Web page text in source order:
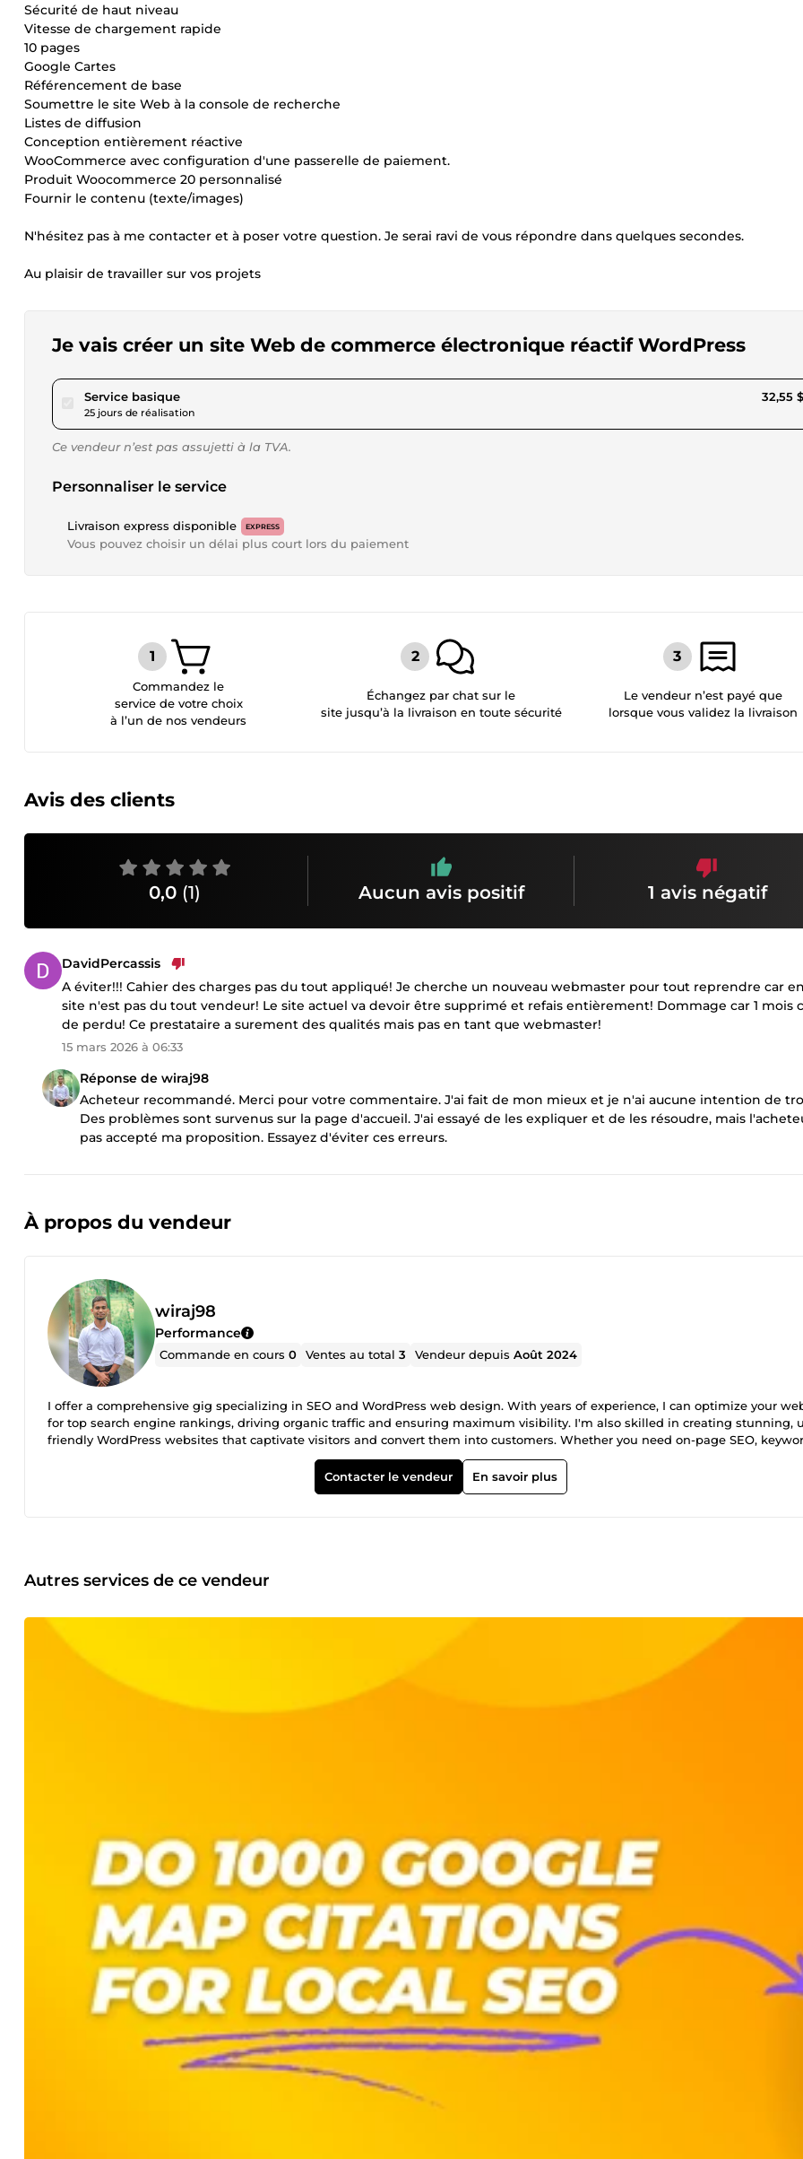
Sécurité de haut niveau
Vitesse de chargement rapide
10 pages
Google Cartes
Référencement de base
Soumettre le site Web à la console de recherche
Listes de diffusion
Conception entièrement réactive
WooCommerce avec configuration d'une passerelle de paiement.
Produit Woocommerce 20 personnalisé
Fournir le contenu (texte/images)
N'hésitez pas à me contacter et à poser votre question. Je serai ravi de vous répondre dans quelques secondes.
Au plaisir de travailler sur vos projets
Je vais créer un site Web de commerce électronique réactif WordPress
Service basiquepour 30,00 $US
25 jours de réalisation
32,55
Ce vendeur n’est pas assujetti à la TVA.
Personnaliser le service
Livraison express disponible EXPRESS
Vous pouvez choisir un délai plus court lors du paiement
Commandez le
service de votre choix
à l’un de nos vendeurs
Échangez par chat sur le
site jusqu’à la livraison en toute sécurité
Le vendeur n’est payé que
lorsque vous validez la livraison
Avis des clients
0,0 (1) Aucun avis positif 1 avis négatif
DavidPercassis
A éviter!!! Cahier des charges pas du tout appliqué! Je cherche un nouveau webmaster pour tout reprendre car
site n'est pas du tout vendeur! Le site actuel va devoir être supprimé et refais entièrement! Dommage car 1 mois
de perdu! Ce prestataire a surement des qualités mais pas en tant que webmaster!
15 mars 2026 à 06:33
Réponse de wiraj98
Acheteur recommandé. Merci pour votre commentaire. J'ai fait de mon mieux et je n'ai aucune intention de
Des problèmes sont survenus sur la page d'accueil. J'ai essayé de les expliquer et de les résoudre, mais
pas accepté ma proposition. Essayez d'éviter ces erreurs.
À propos du vendeur
wiraj98
Performance
Commande en cours0 Ventes au total3 Vendeur depuisAoût 2024
I offer a comprehensive gig specializing in SEO and WordPress web design. With years of experience, I can optimize your
for top search engine rankings, driving organic traffic and ensuring maximum visibility. I'm also skilled in creating stunning,
friendly WordPress websites that captivate visitors and convert them into customers. Whether you need on-page SEO,
research, responsive design, or custom WordPress solutions, I've got you covered. Elevate your digital presence with my
and let's take your website to the next level through expert SEO and captivating WordPress web design
Contacter le vendeur En savoir plus
Autres services de ce vendeur